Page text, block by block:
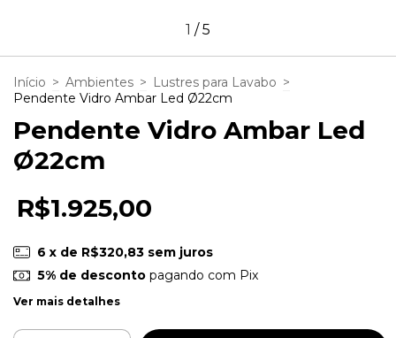
1 /5
Início > Ambientes > Lustres para Lavabo >
Pendente Vidro Ambar Led Ø22cm
Pendente Vidro Ambar Led
Ø22cm
R$1.925,00
6 x de R$320,83 sem juros
5% de descontopagando com Pix
Ver mais detalhes